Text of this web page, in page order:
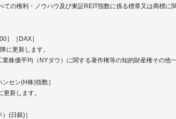
ての権利・ノウハウ及び東証REIT指数に係る標章又は商標
］［DAX］
に更新します。
株価平均（NYダウ）に関する著作権等の知的財産権その他
セン(H株)指数］
新します。
(日銀)］